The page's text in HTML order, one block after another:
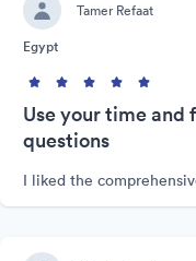
Tamer Refaat
Egypt
Use your time
questions
I liked the